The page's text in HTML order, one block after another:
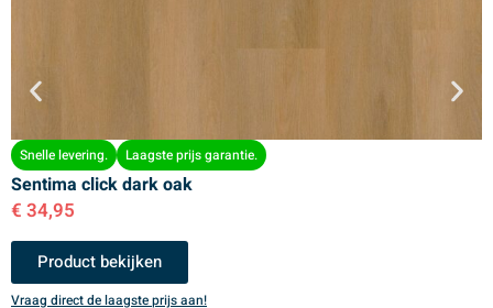
Snelle levering. Laagste prijs garantie.
Sentima click dark oak
€ 34,95
Product bekijken
Vraag direct de laagste prijs aan!